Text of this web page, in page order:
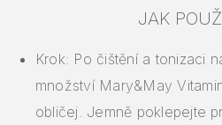
JAK
Krok: Po čištění a tonizaci
množství Mary&May
obličej. Jemně poklepejte